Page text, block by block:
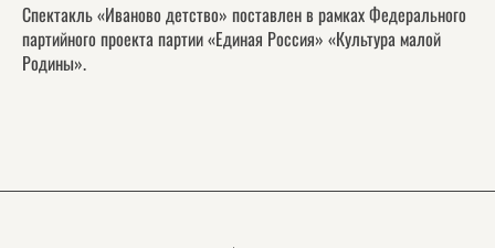
Спектакль «Иваново детство» поставлен в рамках Федерального
партийного проекта партии «Единая Россия» «Культура малой
Родины».